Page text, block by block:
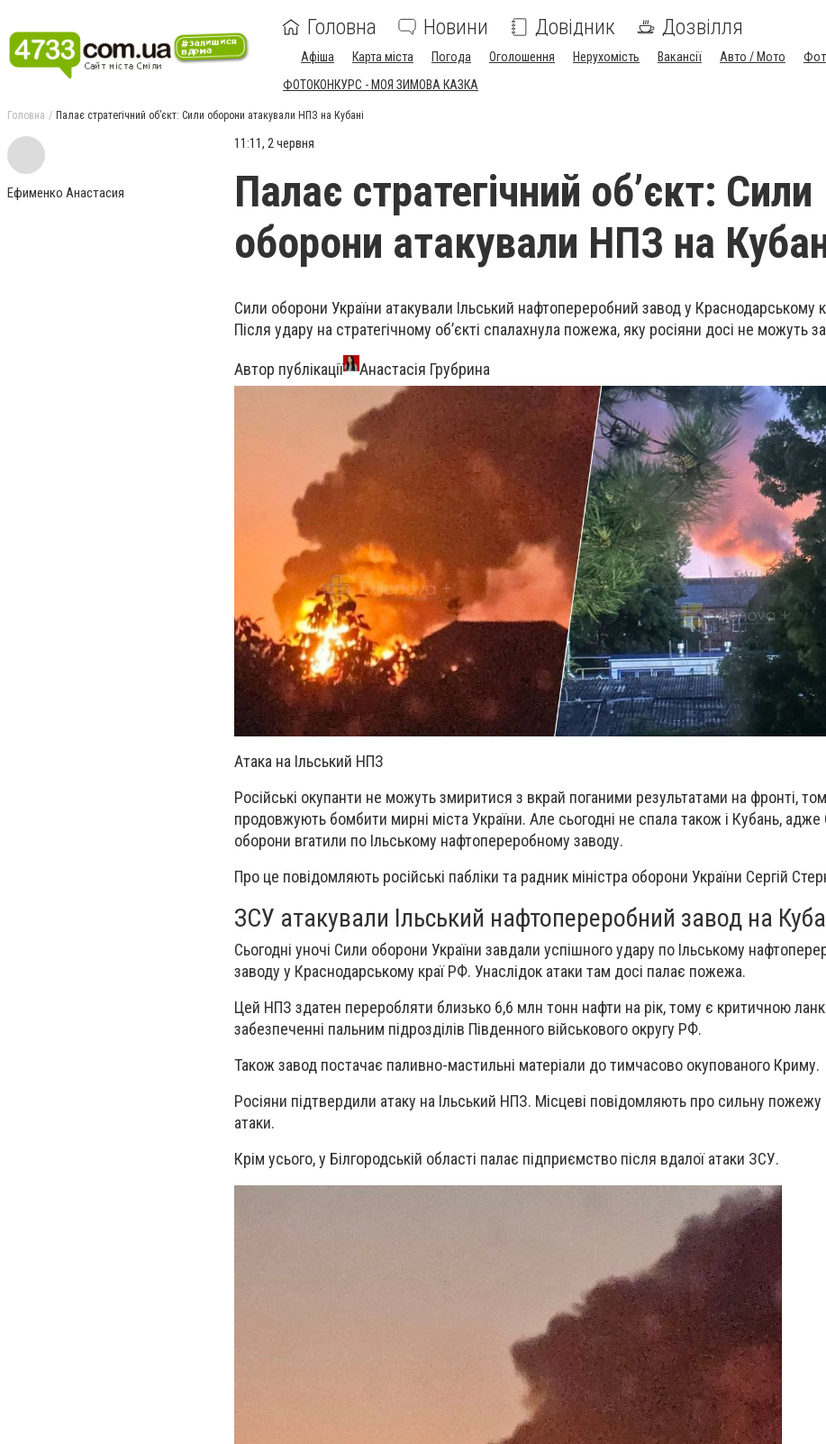
Головна Новини Довідник Дозвілля
Афіша Карта міста Погода Оголошення Нерухомість Вакансії Авто / Мото
ФОТОКОНКУРС - МОЯ ЗИМОВА КАЗКА
Головна Палає стратегічний об’єкт: Сили оборони атакували НПЗ на Кубані
Ефименко Анастасия
11:11, 2 червня
Палає стратегічний об’єкт: Сили
оборони атакували НПЗ на
Сили оборони України атакували Ільський нафтопереробний завод у Краснодарському
Після удару на стратегічному об’єкті спалахнула пожежа, яку росіяни досі не можуть
Автор публікації Анастасія Грубрина
Атака на Ільський НПЗ
Російські окупанти не можуть змиритися з вкрай поганими результатами на фронті,
продовжують бомбити мирні міста України. Але сьогодні не спала також і Кубань, адже
оборони вгатили по Ільському нафтопереробному заводу.
Про це повідомляють російські пабліки та радник міністра оборони України Сергій
ЗСУ атакували Ільський нафтопереробний завод на
Сьогодні уночі Сили оборони України завдали успішного удару по Ільському
заводу у Краснодарському краї РФ. Унаслідок атаки там досі палає пожежа.
Цей НПЗ здатен переробляти близько 6,6 млн тонн нафти на рік, тому є критичною
забезпеченні пальним підрозділів Південного військового округу РФ.
Також завод постачає паливно-мастильні матеріали до тимчасово окупованого Криму.
Росіяни підтвердили атаку на Ільський НПЗ. Місцеві повідомляють про сильну пожежу
атаки.
Крім усього, у Білгородській області палає підприємство після вдалої атаки ЗСУ.